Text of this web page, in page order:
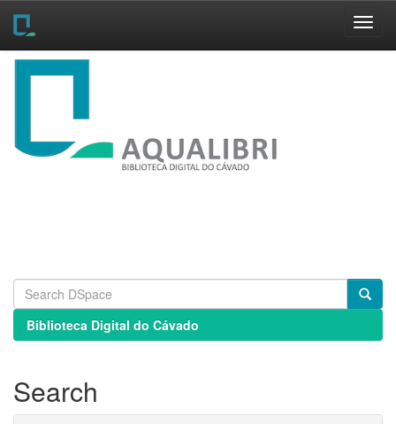
Skip
Biblioteca Digital do Cávado
Search